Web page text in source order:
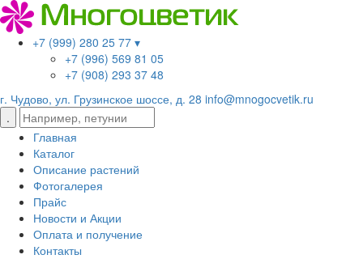
+7 (999) 280 25 77 ▾
+7 (996) 569 81 05
+7 (908) 293 37 48
г. Чудово, ул. Грузинское шоссе, д. 28 info@mnogocvetik.ru
Главная
Каталог
Описание растений
Фотогалерея
Прайс
Новости и Акции
Оплата и получение
Контакты